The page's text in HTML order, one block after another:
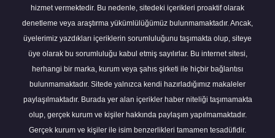
hizmet vermektedir. Bu nedenle, sitedeki içerikleri proaktif olarak
denetleme veya araştırma yükümlülüğümüz bulunmamaktadır. Ancak,
üyelerimiz yazdıkları içeriklerin sorumluluğunu taşımakta olup, siteye
üye olarak bu sorumluluğu kabul etmiş sayılırlar. Bu internet sitesi,
herhangi bir marka, kurum veya şahıs şirketi ile hiçbir bağlantısı
bulunmamaktadır. Sitede yalnızca kendi hazırladığımız makaleler
paylaşılmaktadır. Burada yer alan içerikler haber niteliği taşımamakta
olup, gerçek kurum ve kişiler hakkında paylaşım yapılmamaktadır.
Gerçek kurum ve kişiler ile isim benzerlikleri tamamen tesadüfidir.